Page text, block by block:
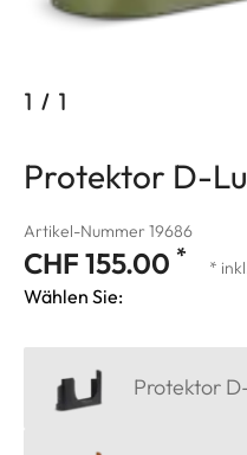
1 / 1
Protektor D-
Artikel-Nummer 19686
CHF 155.00 * *
Wählen Sie:
Protektor